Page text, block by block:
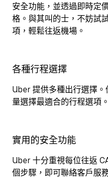
安全功能，並透過即時定
格。與其叫的士，不妨試
項，輕鬆往返機場。
各種行程選擇
Uber 提供多種出行選擇
量選擇最適合的行程選項。
實用的安全功能
Uber 十分重視每位往返
個步驟，即可聯絡客戶服